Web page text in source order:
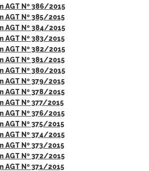
AGT Nº 386/2015
AGT Nº 385/2015
AGT Nº 384/2015
AGT Nº 383/2015
AGT Nº 382/2015
AGT Nº 381/2015
AGT Nº 380/2015
AGT Nº 379/2015
AGT Nº 378/2015
AGT Nº 377/2015
AGT Nº 376/2015
AGT Nº 375/2015
AGT Nº 374/2015
AGT Nº 373/2015
AGT Nº 372/2015
AGT Nº 371/2015